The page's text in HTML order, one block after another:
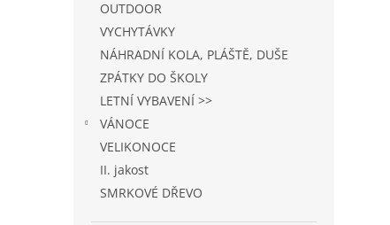
OUTDOOR
VYCHYTÁVKY
NÁHRADNÍ KOLA, PLÁŠTĚ, DUŠE
ZPÁTKY DO ŠKOLY
LETNÍ VYBAVENÍ >>
VÁNOCE
VELIKONOCE
II. jakost
SMRKOVÉ DŘEVO